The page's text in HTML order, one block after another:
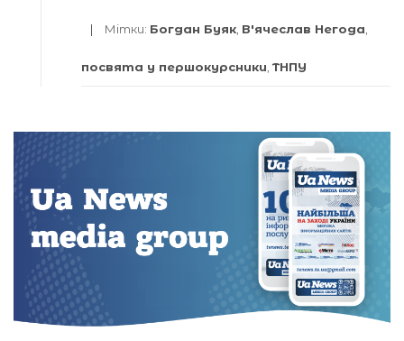
Мітки: Богдан Буяк В'ячеслав Негода
посвята у першокурсники ТНПУ